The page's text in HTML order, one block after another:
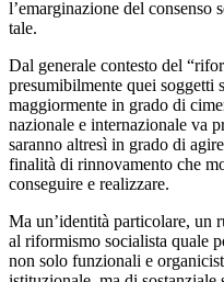
l’emarginazione del
tale.
Dal generale contesto del
presumibilmente quei soggetti
maggiormente in grado di
nazionale e internazionale va
saranno altresì in grado di
finalità di rinnovamento che
conseguire e realizzare.
Ma un’identità particolare, un
al riformismo socialista quale
non solo funzionali e